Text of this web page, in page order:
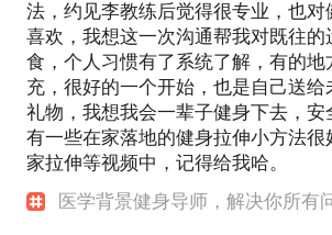
法，约见李教练后觉得很专业，也对
喜欢，我想这一次沟通帮我对既往的
食，个人习惯有了系统了解，有的地
充，很好的一个开始，也是自己送给
礼物，我想我会一辈子健身下去，安
有一些在家落地的健身拉伸小方法很
家拉伸等视频中，记得给我哈。
医学背景健身导师，解决你所有